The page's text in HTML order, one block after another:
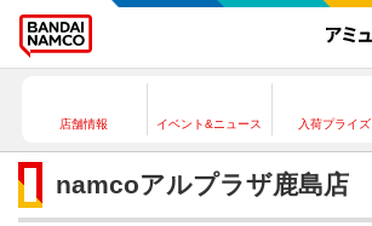
店舗情報 イベント&ニュース 入荷プライズ
namcoアルプラザ鹿島店